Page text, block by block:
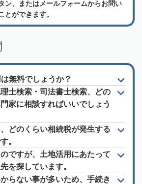
ン、またはメールフォームからお問い
とができます。
無料でしょうか？
士検索・司法書士検索、どの
家に相談すればいいでしょう
どのくらい相続税が発生する
。
ですが、土地活用にあたって
を探しています。
らない事が多いため、手続き